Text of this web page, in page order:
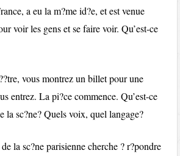
a eu la m?me id?e, et est venue
voir les gens et se faire voir. Qu’est-ce
vous montrez un billet pour une
entrez. La pi?ce commence. Qu’est-ce
la sc?ne? Quels voix, quel langage?
la sc?ne parisienne cherche ? r?pondre